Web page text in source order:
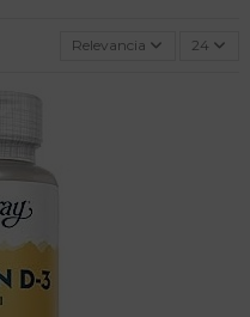
Relevancia 24